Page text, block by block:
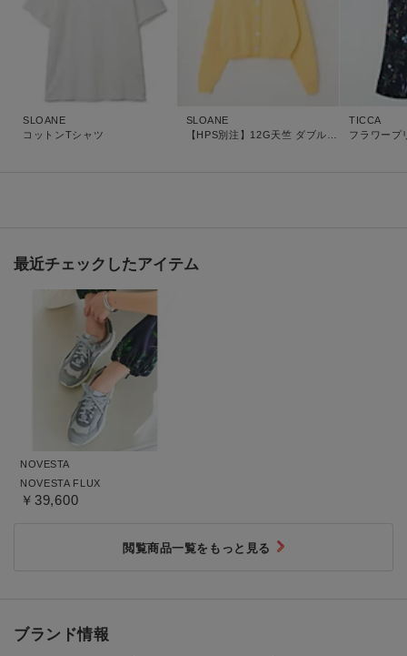
SLOANE
コットンTシャツ
SLOANE
TICCA
フラワープ
ブランド情報
最近チェックしたアイテム
NOVESTA
NOVESTA FLUX
￥39,600
閲覧商品一覧をもっと見る